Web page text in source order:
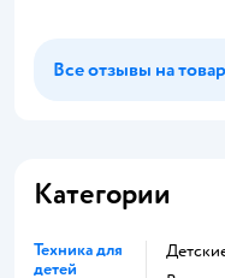
Все отзывы на
Категории
Техника для
детей